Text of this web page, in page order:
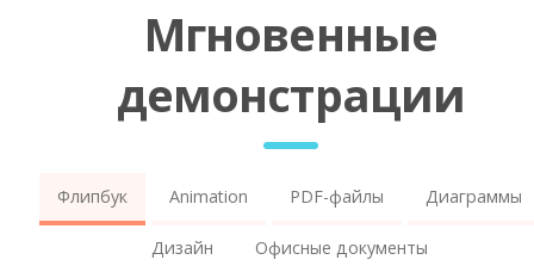
Мгновенные
демонстрации
Флипбук Animation PDF-файлы Диаграммы
Дизайн Офисные документы